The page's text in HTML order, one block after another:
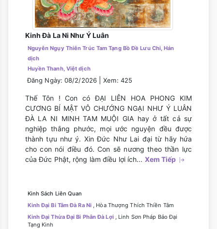
Kinh Đà La Ni Như Ý Luân
Nguyên Ngụy Thiên Trúc Tam Tạng Bồ Đề Lưu Chi, Hán
dịch
Huyền Thanh, Việt dịch
Đăng Ngày: 08/2/2026|Xem: 425
Thế Tôn ! Con có ĐẠI LIÊN HOA PHONG KIM
CƯƠNG BÍ MẬT VÔ CHƯỚNG NGẠI NHƯ Ý LUÂN
ĐÀ LA NI MINH TAM MUỘI GIA hay ở tất cả sự
nghiệp thắng phước, mọi ước nguyện đều được
thành tựu như ý. Xin Đức Như Lai đại từ hãy hứa
cho con nói điều đó. Con sẽ nương theo thần lực
của Đức Phật, rộng làm điều lợi ích... Xem Tiếp
Kinh Sách Liên Quan
Kinh Đại Bi Tâm Đà Ra Ni , Hòa Thượng Thích Thiền Tâm
Kinh Đại Thừa Đại Bi Phân Đà Lợi , Linh Sơn Pháp Bảo Đại
Tạng Kinh